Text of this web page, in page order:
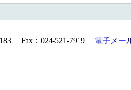
Fax：024-521-7919 電子メー